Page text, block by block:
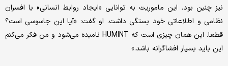
نیز چنین بود. این ماموریت به توانایی «ایجاد روابط انسانی» با افسران
نظامی و اطلاعاتی خود بستگی داشت. او گفت: «آیا این جاسوسی است؟
قطعا. این همان چیزی است که HUMINT نامیده می‌شود و من فکر می‌کنم
این باید بسیار افشاگرانه باشد.»